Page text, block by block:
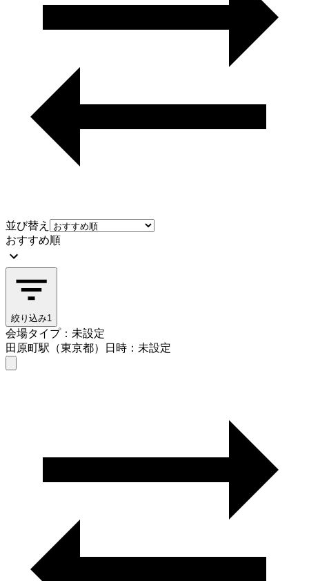
並び替え
おすすめ順
絞り込み1
会場タイプ：未設定
田原町駅（東京都）
日時：未設定